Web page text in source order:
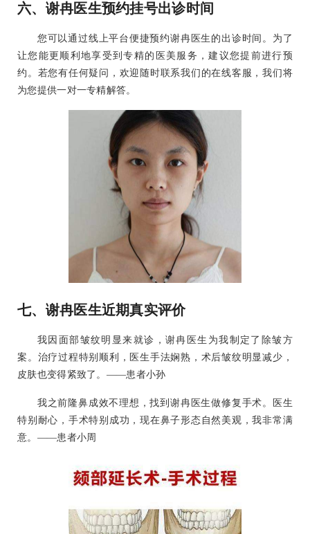
六、谢冉医生预约挂号出诊时间
您可以通过线上平台便捷预约谢冉医生的出诊时间。为了
让您能更顺利地享受到专精的医美服务，建议您提前进行预
约。若您有任何疑问，欢迎随时联系我们的在线客服，我们将
为您提供一对一专精解答。
七、谢冉医生近期真实评价
我因面部皱纹明显来就诊，谢冉医生为我制定了除皱方
案。治疗过程特别顺利，医生手法娴熟，术后皱纹明显减少，
皮肤也变得紧致了。——患者小孙
我之前隆鼻成效不理想，找到谢冉医生做修复手术。医生
特别耐心，手术特别成功，现在鼻子形态自然美观，我非常满
意。——患者小周